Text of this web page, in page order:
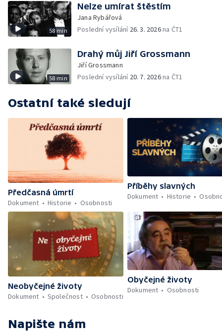
58 min
Nelze umírat štěstím
Jana Rybářová
Poslední vysílání 26. 3. 2026na ČT1
58 min
Drahý můj Jiří Grossmann
Jiří Grossmann
Poslední vysílání 20. 7. 2026na ČT1
Ostatní také sledují
Předčasná úmrtí
Dokument
Historie Osobnosti
Příběhy slavných
Dokument
Historie
Neobyčejné životy
Dokument
Společnost Osobnosti
Obyčejné životy
Dokument
Osobnosti
Napište nám